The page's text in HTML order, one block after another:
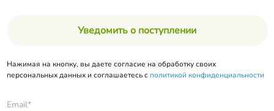
Уведомить о поступлении
Нажимая на кнопку, вы даете согласие на обработку своих
персональных данных и соглашаетесь с политикой конфиденциальности
Email*